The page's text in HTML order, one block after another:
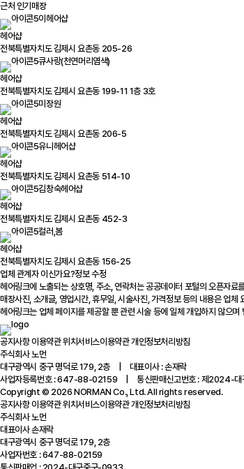
근처 인기매장
이헤어샵
헤어샵
전북특별자치도 김제시 요촌동 205-26
큐사랑(천연머리염색)
헤어샵
전북특별자치도 김제시 요촌동 199-11 1층 3호
미장원
헤어샵
전북특별자치도 김제시 요촌동 206-5
유니헤어샵
헤어샵
전북특별자치도 김제시 요촌동 514-10
김창숙헤어샵
헤어샵
전북특별자치도 김제시 요촌동 452-3
컬러,봄
헤어샵
전북특별자치도 김제시 요촌동 156-25
업체 관계자 이신가요?정보 수정
헤어링크에 노출되는 상호명, 주소, 연락처는 공공데이터 포털의 오픈자료
매장사진, 소개글, 영업시간, 휴무일, 시술사진, 가격정보 등의 내용은 업
헤어링크는 업체 페이지를 제공할 뿐 관련 시술 등에 일체 개입하지 않으며
공지사항이용약관위치서비스이용약관개인정보처리방침
주식회사 노먼
대구광역시 중구 명덕로 179, 2층 | 대표이사 : 손재락
사업자등록번호 : 647-88-02159 | 통신판매신고번호 : 제2024-대
Copyright © 2026 NORMAN Co., Ltd. All rights reserved.
공지사항이용약관위치서비스이용약관개인정보처리방침
주식회사 노먼
대표이사 손재락
대구광역시 중구 명덕로 179, 2층
사업자번호 : 647-88-02159